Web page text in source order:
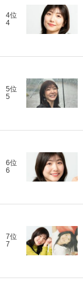
4位
4
5位
5
6位
6
7位
7